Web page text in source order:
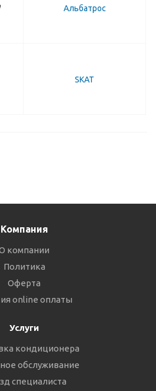
Альбатрос
SKAT
Компания
компании
Политика
Оферта
online оплаты
Услуги
кондиционера
обслуживание
специалиста